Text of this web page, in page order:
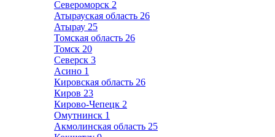
Североморск 2
Атырауская область 26
Атырау 25
Томская область 26
Томск 20
Северск 3
Асино 1
Кировская область 26
Киров 23
Кирово-Чепецк 2
Омутнинск 1
Акмолинская область 25